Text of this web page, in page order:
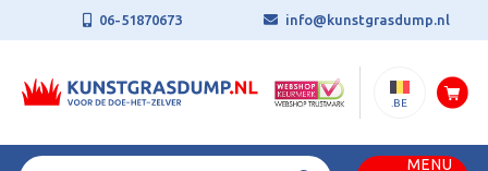
06-51870673 info@kunstgrasdump.nl
.BE
MENU